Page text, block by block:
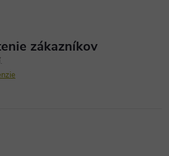
zákazníkov